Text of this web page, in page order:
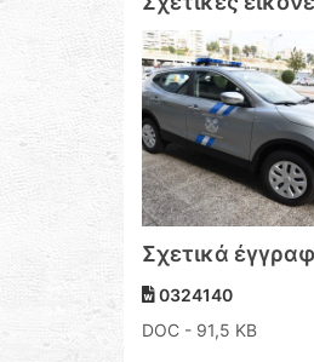
Σχετικά
0324140
DOC - 91,5 KB